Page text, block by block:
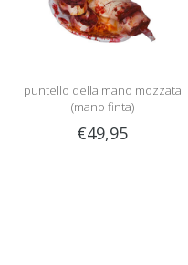
puntello della mano mozzata
(mano finta)
€49,95